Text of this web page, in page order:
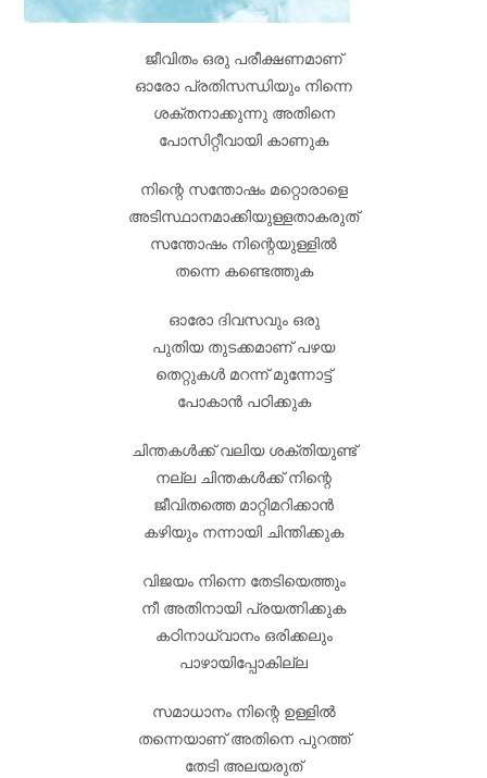
ജീവിതം ഒരു പരീക്ഷണമാണ്
ഓരോ പ്രതിസന്ധിയും നിന്നെ
ശക്തനാക്കുന്നു അതിനെ
പോസിറ്റീവായി കാണുക
നിന്റെ സന്തോഷം മറ്റൊരാളെ
അടിസ്ഥാനമാക്കിയുള്ളതാകരുത്
സന്തോഷം നിന്റെയുള്ളിൽ
തന്നെ കണ്ടെത്തുക
ഓരോ ദിവസവും ഒരു
പുതിയ തുടക്കമാണ് പഴയ
തെറ്റുകൾ മറന്ന് മുന്നോട്ട്
പോകാൻ പഠിക്കുക
ചിന്തകൾക്ക് വലിയ ശക്തിയുണ്ട്
നല്ല ചിന്തകൾക്ക് നിന്റെ
ജീവിതത്തെ മാറ്റിമറിക്കാൻ
കഴിയും നന്നായി ചിന്തിക്കുക
വിജയം നിന്നെ തേടിയെത്തും
നീ അതിനായി പ്രയത്നിക്കുക
കഠിനാധ്വാനം ഒരിക്കലും
പാഴായിപ്പോകില്ല
സമാധാനം നിന്റെ ഉള്ളിൽ
തന്നെയാണ് അതിനെ പുറത്ത്
തേടി അലയരുത്